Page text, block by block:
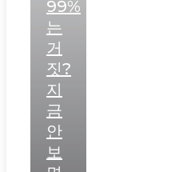
99%
는
거
짓?
지
금
안
보